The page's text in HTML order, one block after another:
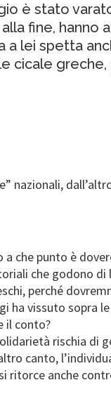
è stato
fine, hanno
lei spetta
cicale
nazionali,
che punto è
che godono
perché
ha vissuto sopra
il conto?
rischia di
canto,
ritorce anche